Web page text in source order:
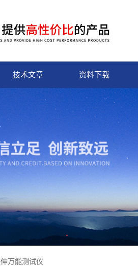
技术文章 资料下载
万能测试仪